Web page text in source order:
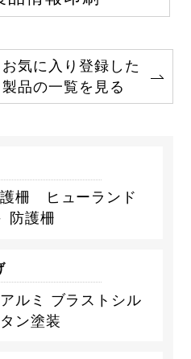
お気に入り登録した
製品の一覧を見る
柵 ヒューランド
防護柵
ルミ ブラストシル
ン塗装